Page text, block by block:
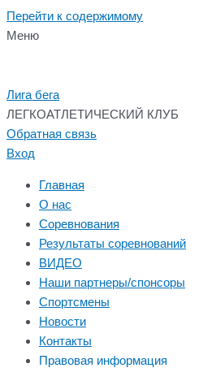
Перейти к содержимому
Меню
Лига бега
ЛЕГКОАТЛЕТИЧЕСКИЙ КЛУБ
Обратная связь
Вход
Главная
О нас
Соревнования
Результаты соревнований
ВИДЕО
Наши партнеры/спонсоры
Спортсмены
Новости
Контакты
Правовая информация